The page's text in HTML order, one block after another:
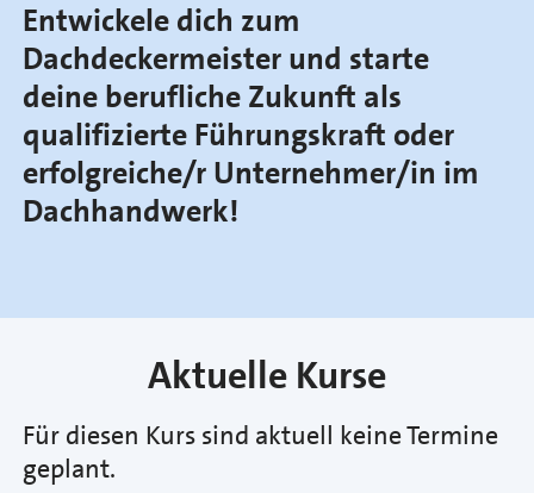
Entwickele dich zum
Dachdeckermeister und starte
deine berufliche Zukunft als
qualifizierte Führungskraft oder
erfolgreiche/r Unternehmer/in im
Dachhandwerk!
Aktuelle Kurse
Für diesen Kurs sind aktuell keine Termine
geplant.